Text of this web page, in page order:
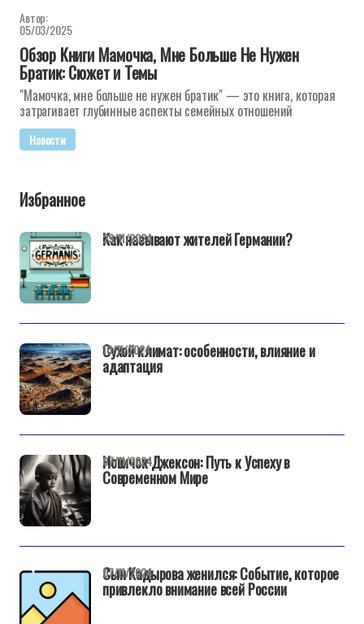
Автор:
05/03/2025
Обзор Книги Мамочка, Мне Больше Не Нужен
Братик: Сюжет и Темы
"Мамочка, мне больше не нужен братик" — это книга, которая
затрагивает глубинные аспекты семейных отношений
Новости
Избранное
Как называют жителей Германии?
29/11/2024
Сухой климат: особенности, влияние и
адаптация
10/11/2024
Новичок Джексон: Путь к Успеху в
Современном Мире
07/11/2024
Сын Кадырова женился: Событие, которое
привлекло внимание всей России
07/11/2024